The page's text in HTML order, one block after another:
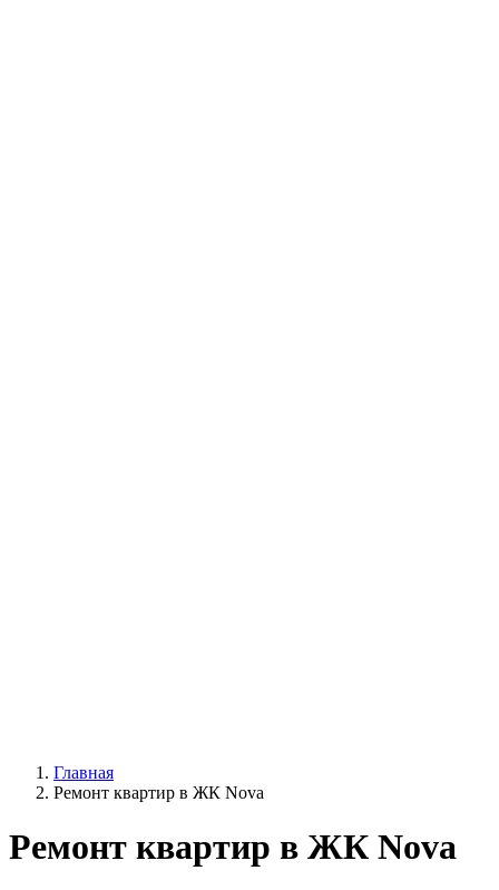
Главная
Ремонт квартир в ЖК Nova
Ремонт квартир в ЖК Nova